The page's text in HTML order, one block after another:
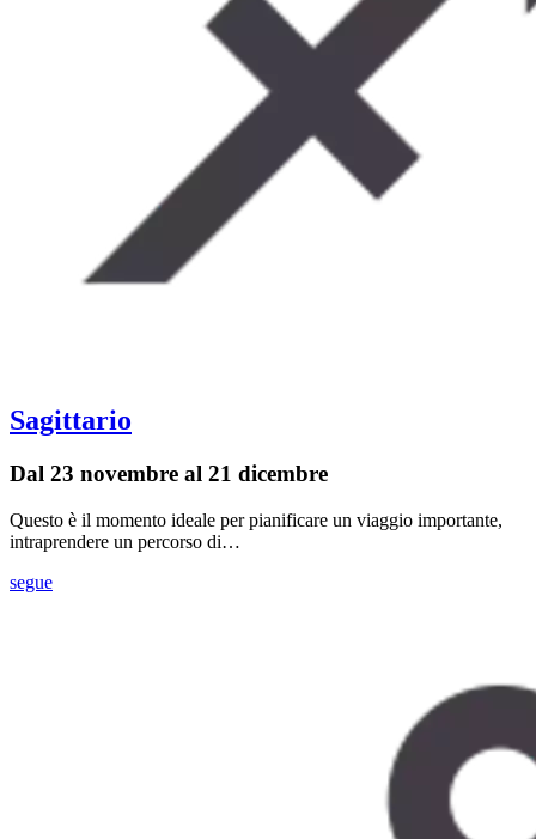
Sagittario
Dal 23 novembre al 21 dicembre
Questo è il momento ideale per pianificare un viaggio importante,
intraprendere un percorso di…
segue